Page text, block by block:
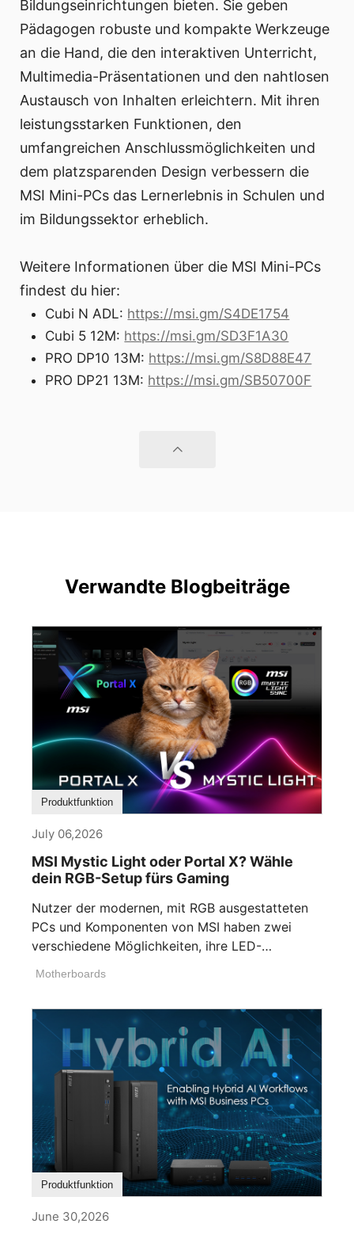
Bildungseinrichtungen bieten. Sie geben
Pädagogen robuste und kompakte Werkzeuge
an die Hand, die den interaktiven Unterricht,
Multimedia-Präsentationen und den nahtlosen
Austausch von Inhalten erleichtern. Mit ihren
leistungsstarken Funktionen, den
umfangreichen Anschlussmöglichkeiten und
dem platzsparenden Design verbessern die
MSI Mini-PCs das Lernerlebnis in Schulen und
im Bildungssektor erheblich.
Weitere Informationen über die MSI Mini-PCs
findest du hier:
Cubi N ADL: https://msi.gm/S4DE1754
Cubi 5 12M: https://msi.gm/SD3F1A30
PRO DP10 13M: https://msi.gm/S8D88E47
PRO DP21 13M: https://msi.gm/SB50700F
Verwandte Blogbeiträge
Produktfunktion
July 06,2026
MSI Mystic Light oder Portal X? Wähle
dein RGB-Setup fürs Gaming
Nutzer der modernen, mit RGB ausgestatteten
PCs und Komponenten von MSI haben zwei
verschiedene Möglichkeiten, ihre LED-
Motherboards
Produktfunktion
June 30,2026